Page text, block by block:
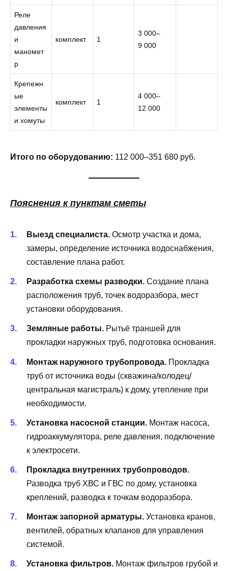
Реле
давления
и
маномет
р
комплект 1
3 000–
9 000
Крепежн
ые
элементы
и хомуты
комплект 1
4 000–
12 000
Итого по оборудованию: 112 000–351 680 руб.
Пояснения к пунктам сметы
Выезд специалиста. Осмотр участка и дома,
замеры, определение источника водоснабжения,
составление плана работ.
Разработка схемы разводки. Создание плана
расположения труб, точек водоразбора, мест
установки оборудования.
Земляные работы. Рытьё траншей для
прокладки наружных труб, подготовка основания.
Монтаж наружного трубопровода. Прокладка
труб от источника воды (скважина/колодец/
центральная магистраль) к дому, утепление при
необходимости.
Установка насосной станции. Монтаж насоса,
гидроаккумулятора, реле давления, подключение
к электросети.
Прокладка внутренних трубопроводов.
Разводка труб ХВС и ГВС по дому, установка
креплений, разводка к точкам водоразбора.
Монтаж запорной арматуры. Установка кранов,
вентилей, обратных клапанов для управления
системой.
Установка фильтров. Монтаж фильтров грубой и